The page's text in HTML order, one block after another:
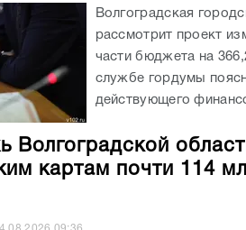
Волгоградская
рассмотрит проект
части бюджета на
службе гордумы
действующего
Волгоградской
картам почти 114